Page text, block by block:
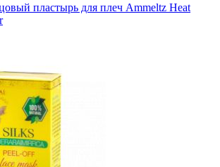
пластырь для плеч Ammeltz Heat